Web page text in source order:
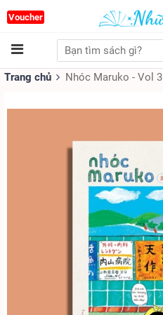
Voucher
Trang chủ Nhóc Maruko - Vol 3